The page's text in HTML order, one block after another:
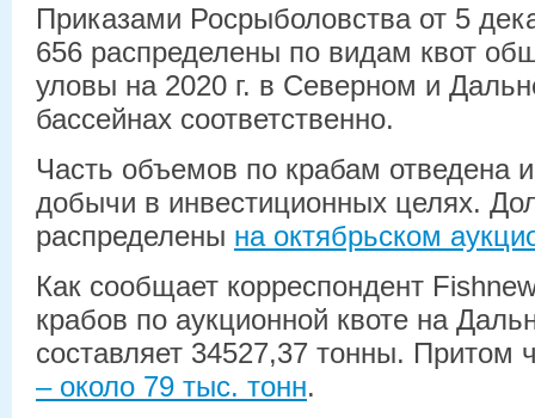
Приказами Росрыболовства от 5
656 распределены по видам квот
уловы на 2020 г. в Северном и
бассейнах соответственно.
Часть объемов по крабам отведена
добычи в инвестиционных целях.
распределены на октябрьском
Как сообщает корреспондент
крабов по аукционной квоте на
составляет 34527,37 тонны. Притом
– около 79 тыс. тонн.